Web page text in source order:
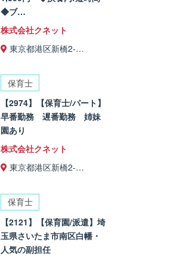
◆ブ…
株式会社クネット
東京都港区新橋2-…
保育士
【2974】【保育士/パート】
早番勤務 遅番勤務 姉妹
園あり
株式会社クネット
東京都港区新橋2-…
保育士
【2121】【保育園/派遣】埼
玉県さいたま市南区白幡・
人気の副担任